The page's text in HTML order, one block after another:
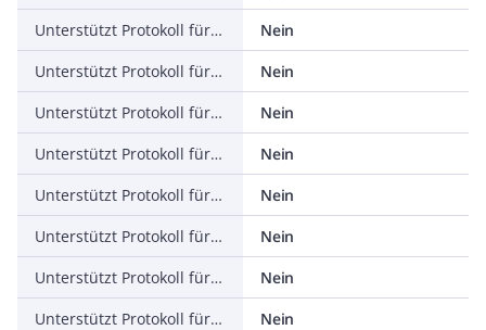
Unterstützt Protokoll für SUCONET
Nein
Unterstützt Protokoll für LON
Nein
Unterstützt Protokoll für PROFINET IO
Nein
Unterstützt Protokoll für PROFINET CBA
Nein
Unterstützt Protokoll für SERCOS
Nein
Unterstützt Protokoll für Foundation Fieldbus
Nein
Unterstützt Protokoll für EtherNet/IP
Nein
Unterstützt Protokoll für AS-Interface Safety at Work
Nein